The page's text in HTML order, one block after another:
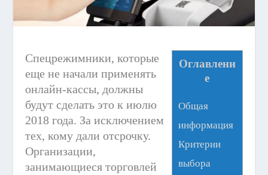
Оглавлени
е
Общая
информация
Критерии
выбора
Спецрежимники, которые
еще не начали применять
онлайн-кассы, должны
будут сделать это к июлю
2018 года. За исключением
тех, кому дали отсрочку.
Организации,
занимающиеся торговлей